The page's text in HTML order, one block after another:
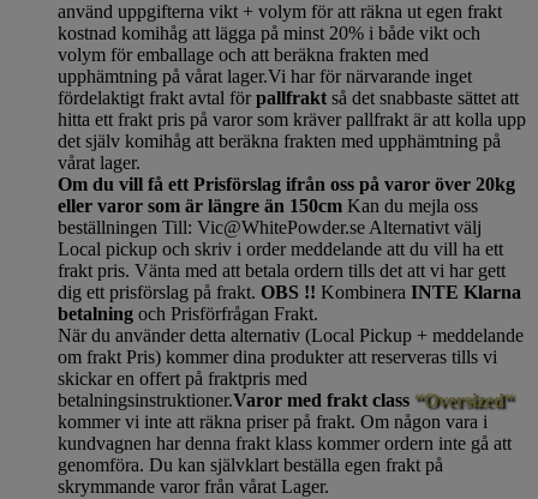
använd uppgifterna vikt + volym för att räkna ut egen frakt
kostnad komihåg att lägga på minst 20% i både vikt och
volym för emballage och att beräkna frakten med
upphämtning på vårat lager.Vi har för närvarande inget
fördelaktigt frakt avtal förpallfrakt så det snabbaste sättet att
hitta ett frakt pris på varor som kräver pallfrakt är att kolla upp
det själv komihåg att beräkna frakten med upphämtning på
vårat lager.
Om du vill få ett Prisförslag ifrån oss på varor över 20kg
eller varor som är längre än 150cm Kan du mejla oss
beställningen Till: Vic@WhitePowder.se Alternativt välj
Local pickup och skriv i order meddelande att du vill ha ett
frakt pris. Vänta med att betala ordern tills det att vi har gett
dig ett prisförslag på frakt. OBS !! Kombinera INTE Klarna
betalning och Prisförfrågan Frakt.
När du använder detta alternativ (Local Pickup + meddelande
om frakt Pris) kommer dina produkter att reserveras tills vi
skickar en offert på fraktpris med
betalningsinstruktioner.Varor med frakt class “Oversized“
kommer vi inte att räkna priser på frakt. Om någon vara i
kundvagnen har denna frakt klass kommer ordern inte gå att
genomföra. Du kan självklart beställa egen frakt på
skrymmande varor från vårat Lager.